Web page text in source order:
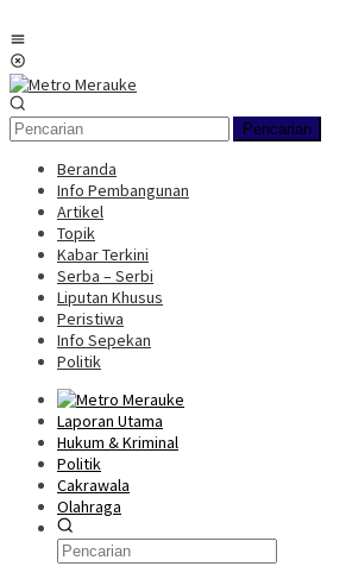
ke
konten
Pencarian
Beranda
Info Pembangunan
Artikel
Topik
Kabar Terkini
Serba – Serbi
Liputan Khusus
Peristiwa
Info Sepekan
Politik
Laporan Utama
Hukum & Kriminal
Politik
Cakrawala
Olahraga